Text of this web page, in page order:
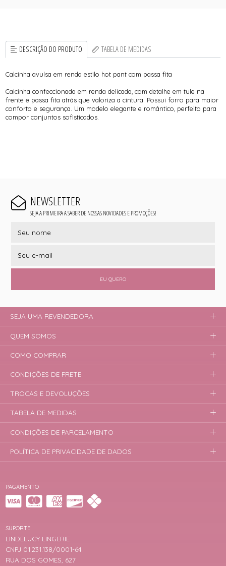
DESCRIÇÃO DO PRODUTO TABELA DE MEDIDAS
Calcinha avulsa em renda estilo hot pant com passa fita
Calcinha confeccionada em renda delicada, com detalhe em tule na
frente e passa fita atrás que valoriza a cintura. Possui forro para maior
conforto e segurança. Um modelo elegante e romântico, perfeito para
compor conjuntos sofisticados.
NEWSLETTER
SEJA A PRIMEIRA A SABER DE NOSSAS NOVIDADES E PROMOÇÕES!
EU QUERO
PAGAMENTO
SUPORTE
LINDELUCY LINGERIE
CNPJ 01.231.138/0001-64
RUA DOS GOMES, 627
SEJA UMA REVENDEDORA
QUEM SOMOS
COMO COMPRAR
CONDIÇÕES DE FRETE
TROCAS E DEVOLUÇÕES
TABELA DE MEDIDAS
CONDIÇÕES DE PARCELAMENTO
POLÍTICA DE PRIVACIDADE DE DADOS